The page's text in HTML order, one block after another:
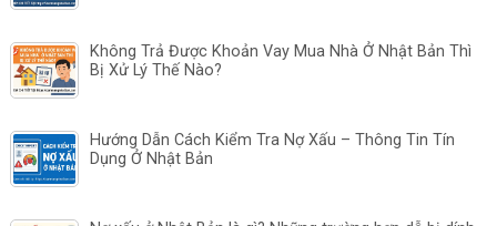
Không Trả Được Khoản Vay Mua Nhà Ở Nhật Bản Thì
Bị Xử Lý Thế Nào?
Hướng Dẫn Cách Kiểm Tra Nợ Xấu – Thông Tin Tín
Dụng Ở Nhật Bản